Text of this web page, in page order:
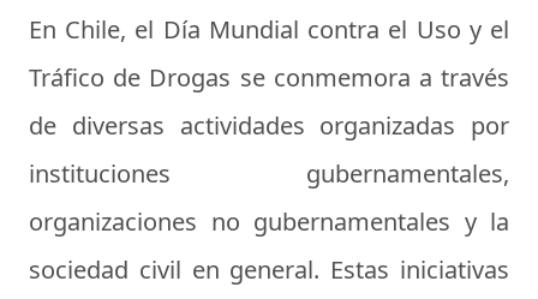
En Chile, el Día Mundial contra el Uso y el
Tráfico de Drogas se conmemora a través
de diversas actividades organizadas por
instituciones gubernamentales,
organizaciones no gubernamentales y la
sociedad civil en general. Estas iniciativas